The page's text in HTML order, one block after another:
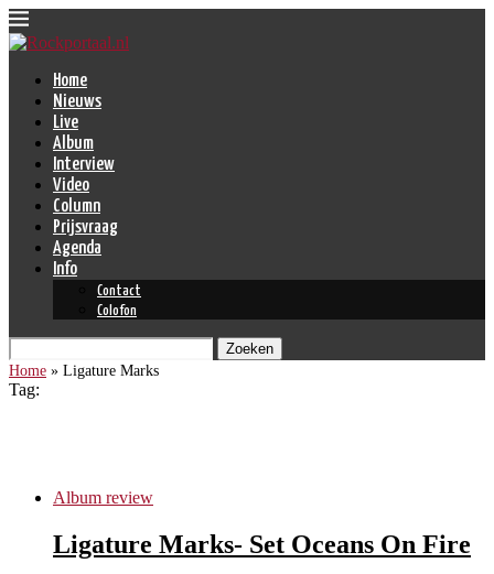
Home
Nieuws
Live
Album
Interview
Video
Column
Prijsvraag
Agenda
Info
Contact
Colofon
Zoeken
Home » Ligature Marks
Tag:
Album review
Ligature Marks- Set Oceans On Fire